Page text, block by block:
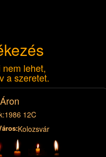
lehet,
a szeretet.
1986 12C
Kolozsvár